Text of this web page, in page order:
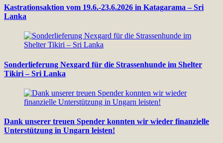
Kastrationsaktion vom 19.6.-23.6.2026 in Katagarama – Sri
Lanka
Sonderlieferung Nexgard für die Strassenhunde im Shelter
Tikiri – Sri Lanka
Dank unserer treuen Spender konnten wir wieder finanzielle
Unterstützung in Ungarn leisten!